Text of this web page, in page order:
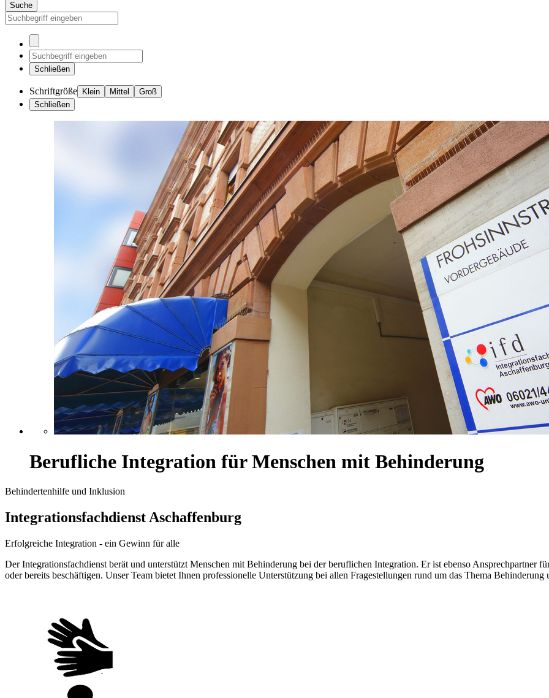
Suche
Schließen
Schriftgröße Klein Mittel
Groß
Schließen
Berufliche Integration für Menschen mit Behinderung
Behindertenhilfe und Inklusion
Integrationsfachdienst Aschaffenburg
Erfolgreiche Integration - ein Gewinn für alle
Der Integrationsfachdienst berät und unterstützt Menschen mit Behinderung bei der beruflichen Integration. Er ist ebenso Ansprechpartner
oder bereits beschäftigen. Unser Team bietet Ihnen professionelle Unterstützung bei allen Fragestellungen rund um das Thema Behinderung